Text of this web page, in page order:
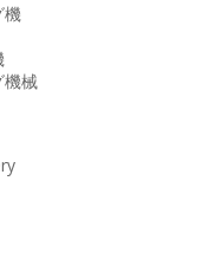
機
機械